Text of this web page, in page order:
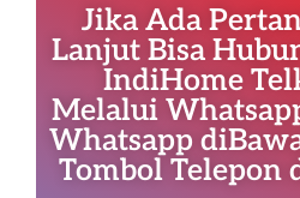
Jika Ada
Lanjut Bisa
IndiHome
Melalui
Whatsapp
Tombol Telepon